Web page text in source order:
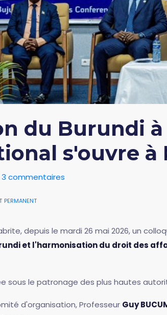
du Burundi à
s'ouvre à
3 commentaires
depuis le mardi 26 mai 2026, un
et l'harmonisation du droit des
sous le patronage des plus hautes
d'organisation, Professeur Guy